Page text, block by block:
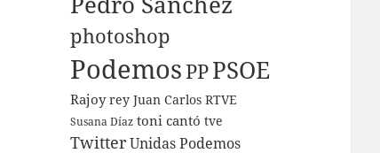
photoshop
PodemosPPPSOE
Rajoy rey Juan Carlos RTVE
Susana Díaz toni cantó tve
TwitterUnidas Podemos